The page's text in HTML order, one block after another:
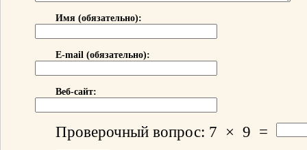
Имя (обязательно):
E-mail (обязательно):
Веб-сайт:
Проверочный вопрос: 7 × 9 =